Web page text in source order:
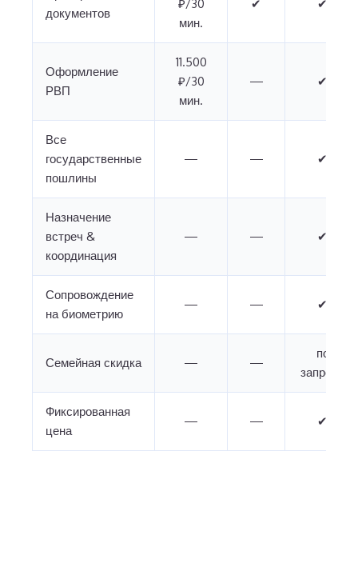
документов
₽/30
мин.
✔ ✔
Оформление
РВП
11.500
₽/30
мин.
— ✔
Все
государственные
пошлины
— — ✔
Назначение
встреч &
координация
— — ✔
Сопровождение
на биометрию
— — ✔
Семейная скидка — —
по
запросу
Фиксированная
цена
— — ✔